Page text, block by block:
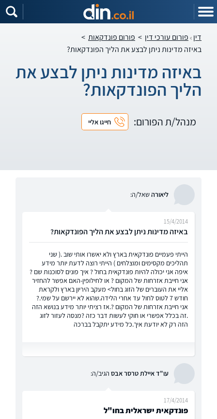
דין פורום עורכי דין > פורום פונדקאות >
באיזה מדינות ניתן לבצע את הליך הפונדקאות?
באיזה מדינות ניתן לבצע את
הליך הפונדקאות?
מנהל/ת הפורום: חייגו אליי
ליאורהשאל/ה:
באיזה מדינות ניתן לבצע את הליך הפונדקאות?
15/4/2014
הייתי פעמיים פונדקאית בארץ ולא יאשרו אותי שוב .( שני
תהליכים מקסימים ומוצלחים ) הייתי רוצה לדעת יותר מידע
איפה אני יכולה להיות פונדקאית בחול ? איך פונים לסוכנות שם ?
אני חייבת אזרחות של המקום ? או לחילופין-האם אפשר להחזיר
אליי את העוברים של הזוג בחול> מעקב היריון בארץ ולקראת
חודש 7 לטוס לחול עד אחרי הלידה.שהוא לא יירשם על שמי.?
אני חייבת אזרחות של המקום ?.אז רציתי יותר מידע בנושא הזה
.זה בכלל אפשרי או חוקי לעשות דבר כזה ?מנסה לעזור לזוג
הזה רק לא יודעת איך.כל מידע יתקבל בברכה
עו"ד איילת טרסר אבס הגיב/ה:
פונדקאית ישראלית בחו"ל
17/4/2014